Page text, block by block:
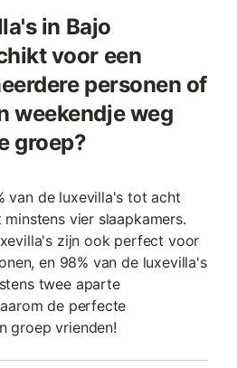
in Bajo
voor een
personen of
weekendje weg
groep?
van de luxevilla's tot acht
vier slaapkamers.
zijn ook perfect voor
en 98% van de luxevilla's
twee aparte
de perfecte
groep vrienden!